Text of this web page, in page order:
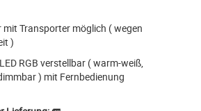
mit Transporter möglich ( wegen
)
LED RGB verstellbar ( warm-weiß,
) mit Fernbedienung